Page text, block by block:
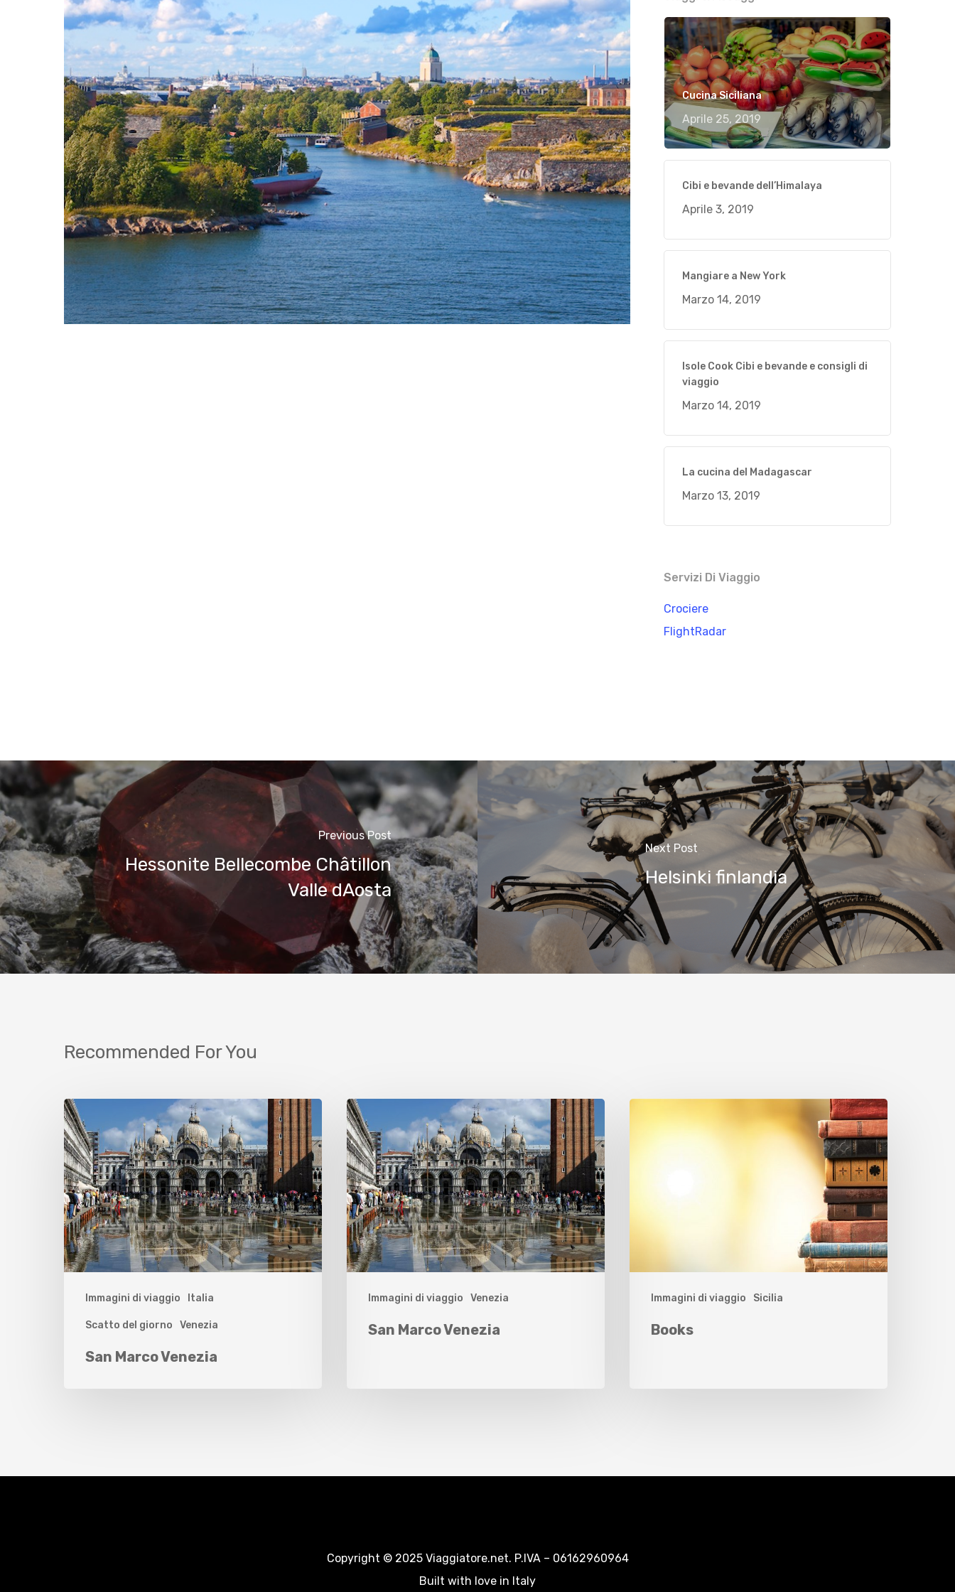
Hit enter to search or ESC to close
Cucina Siciliana
Aprile 25, 2019
Cibi e bevande dell’Himalaya
Aprile 3, 2019
Mangiare a New York
Marzo 14, 2019
Isole Cook Cibi e bevande e consigli di
viaggio
Marzo 14, 2019
La cucina del Madagascar
Marzo 13, 2019
Servizi Di Viaggio
Crociere
FlightRadar
Previous Post
Hessonite Bellecombe Châtillon
Valle dAosta
Next Post
Helsinki finlandia
Recommended For You
Immagini di viaggio Italia
Scatto del giorno Venezia
San Marco Venezia
Immagini di viaggio Venezia
San Marco Venezia
Immagini di viaggio Sicilia
Books
Copyright © 2025 Viaggiatore.net. P.IVA – 06162960964
Built with love in Italy